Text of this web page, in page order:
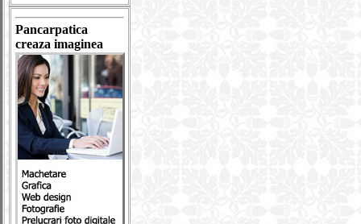
Pancarpatica
creaza imaginea